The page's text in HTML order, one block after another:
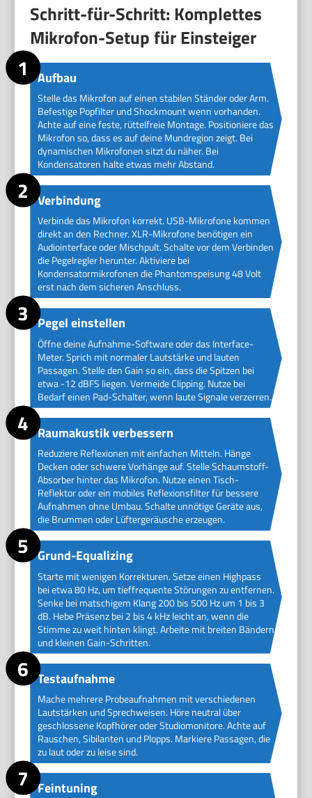
Schritt-für-Schritt: Komplettes
Mikrofon-Setup für Einsteiger
Aufbau
Stelle das Mikrofon auf einen stabilen Ständer oder Arm.
Befestige Popfilter und Shockmount wenn vorhanden.
Achte auf eine feste, rüttelfreie Montage. Positioniere das
Mikrofon so, dass es auf deine Mundregion zeigt. Bei
dynamischen Mikrofonen sitzt du näher. Bei
Kondensatoren halte etwas mehr Abstand.
Verbindung
Verbinde das Mikrofon korrekt. USB-Mikrofone kommen
direkt an den Rechner. XLR-Mikrofone benötigen ein
Audiointerface oder Mischpult. Schalte vor dem Verbinden
die Pegelregler herunter. Aktiviere bei
Kondensatormikrofonen die Phantomspeisung 48 Volt
erst nach dem sicheren Anschluss.
Pegel einstellen
Öffne deine Aufnahme-Software oder das Interface-
Meter. Sprich mit normaler Lautstärke und lauten
Passagen. Stelle den Gain so ein, dass die Spitzen bei
etwa -12 dBFS liegen. Vermeide Clipping. Nutze bei
Bedarf einen Pad-Schalter, wenn laute Signale verzerren.
Raumakustik verbessern
Reduziere Reflexionen mit einfachen Mitteln. Hänge
Decken oder schwere Vorhänge auf. Stelle Schaumstoff-
Absorber hinter das Mikrofon. Nutze einen Tisch-
Reflektor oder ein mobiles Reflexionsfilter für bessere
Aufnahmen ohne Umbau. Schalte unnötige Geräte aus,
die Brummen oder Lüftergeräusche erzeugen.
Grund-Equalizing
Starte mit wenigen Korrekturen. Setze einen Highpass
bei etwa 80 Hz, um tieffrequente Störungen zu entfernen.
Senke bei matschigem Klang 200 bis 500 Hz um 1 bis 3
dB. Hebe Präsenz bei 2 bis 4 kHz leicht an, wenn die
Stimme zu weit hinten klingt. Arbeite mit breiten Bändern
und kleinen Gain-Schritten.
Testaufnahme
Mache mehrere Probeaufnahmen mit verschiedenen
Lautstärken und Sprechweisen. Höre neutral über
geschlossene Kopfhörer oder Studiomonitore. Achte auf
Rauschen, Sibilanten und Plopps. Markiere Passagen, die
zu laut oder zu leise sind.
Feintuning